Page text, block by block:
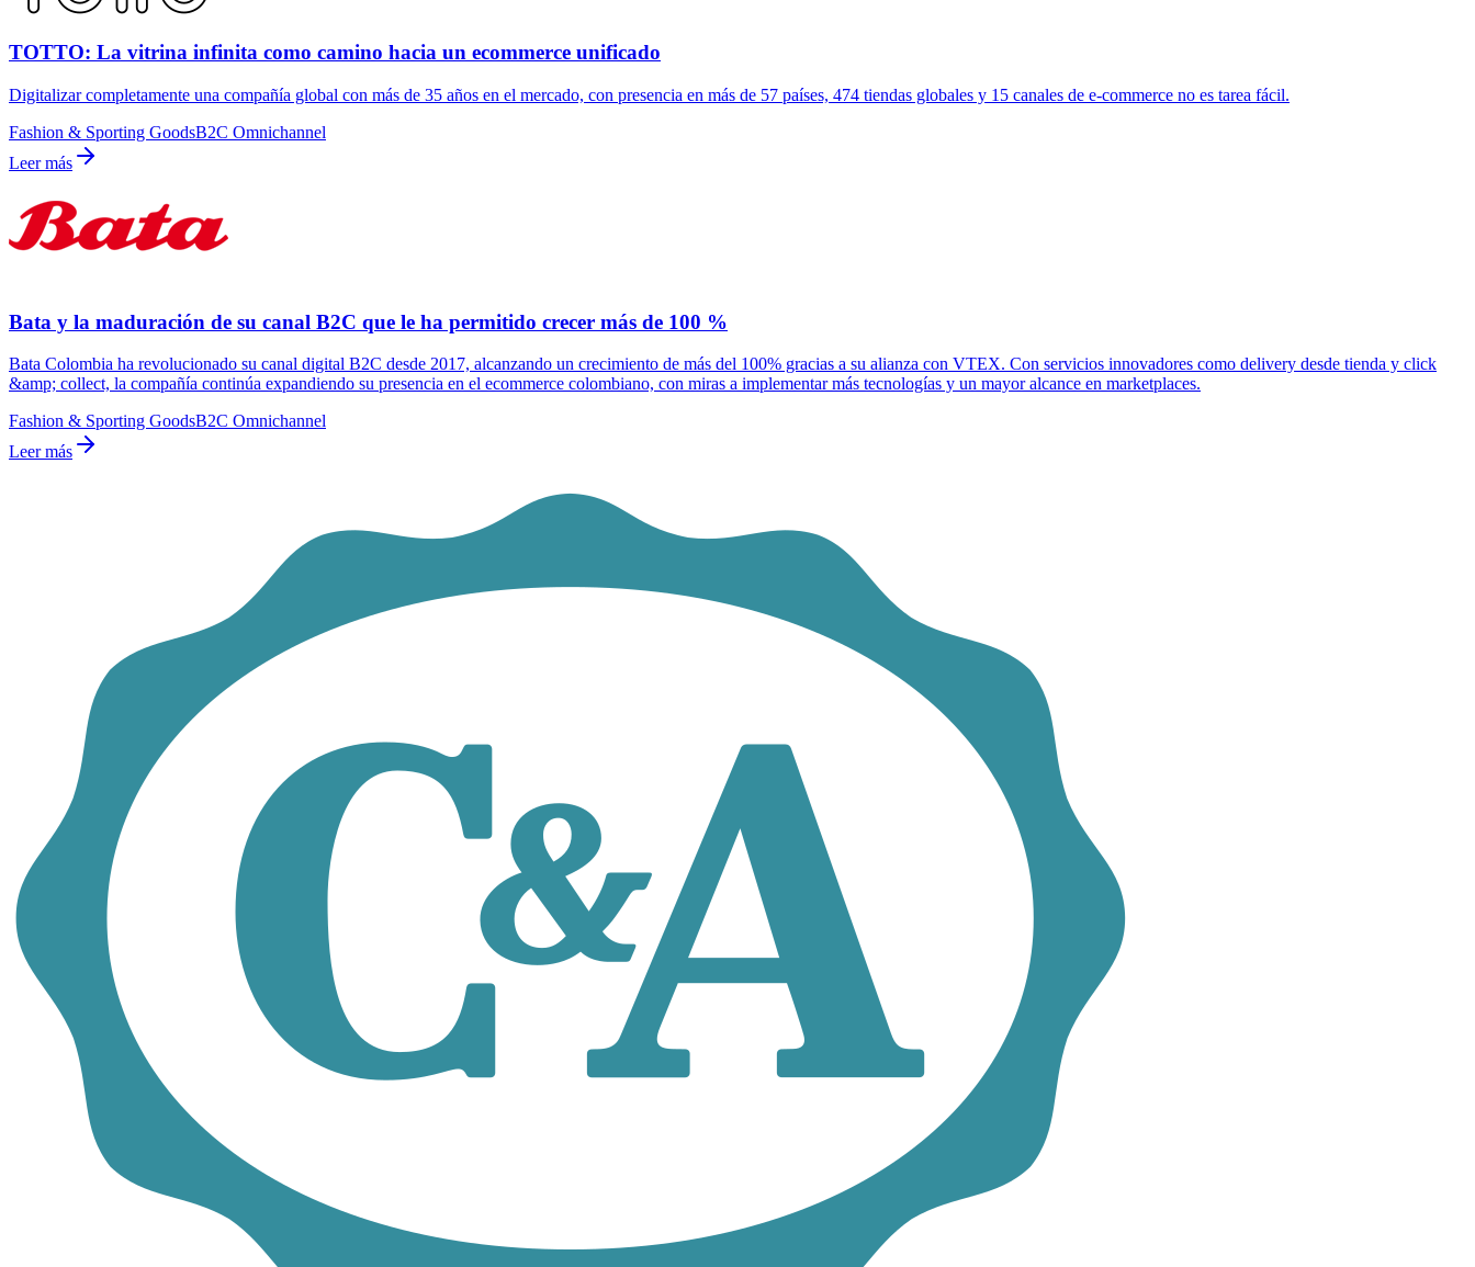
TOTTO: La vitrina infinita como camino hacia un ecommerce unificado
Digitalizar completamente una compañía global con más de 35 años en el mercado, con presencia en más de 57 países, 474 tiendas globales y 15 canales de e-commerce no es tarea fácil.
Fashion & Sporting GoodsB2C Omnichannel
Leer más
Bata y la maduración de su canal B2C que le ha permitido crecer más de 100 %
Bata Colombia ha revolucionado su canal digital B2C desde 2017, alcanzando un crecimiento de más del 100% gracias a su alianza con VTEX. Con servicios innovadores como delivery desde tienda y click
&amp; collect, la compañía continúa expandiendo su presencia en el ecommerce colombiano, con miras a implementar más tecnologías y un mayor alcance en marketplaces.
Fashion & Sporting GoodsB2C Omnichannel
Leer más